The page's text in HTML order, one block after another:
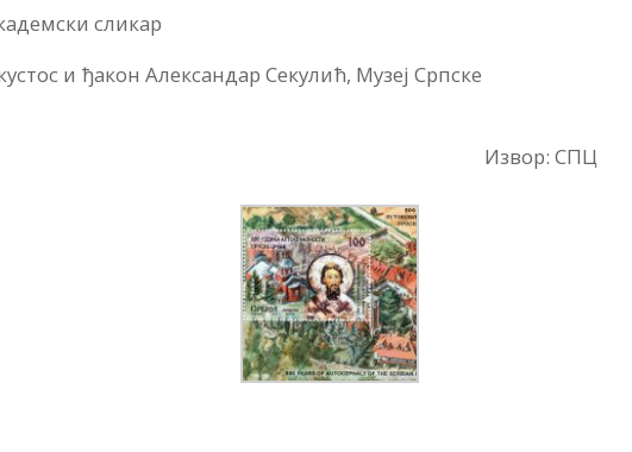
сликар
и ђакон Александар Секулић, Музеј Српске
Извор: СПЦ